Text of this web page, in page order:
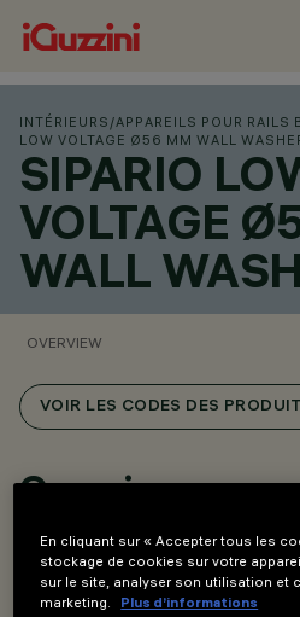
INTÉRIEURS /APPAREILS POUR RAILS
LOW VOLTAGE Ø56 MM WALL
SIPARIO
VOLTAGE
WALL
OVERVIEW
VOIR LES CODES DES
Overview
Installation sur rail basse
Projecteurs miniaturisés avec
En cliquant sur « Accepter tous les
stockage de cookies sur votre
sur le site, analyser son utilisation et
marketing.
Plus d’informations